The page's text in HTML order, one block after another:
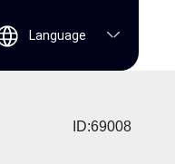
Language
ID:69008